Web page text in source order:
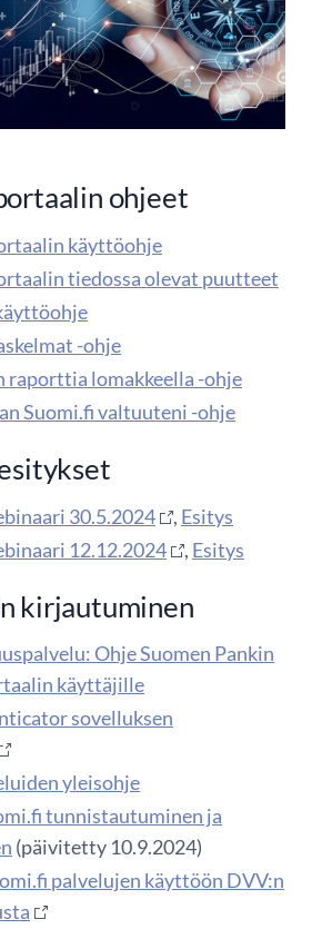
ohjeet
käyttöohje
tiedossa olevat puutteet
-ohje
raporttia lomakkeella -ohje
Suomi.fi valtuuteni -ohje
30.5.2024 , Esitys
12.12.2024
, Esitys
kirjautuminen
Ohje Suomen Pankin
käyttäjille
sovelluksen
yleisohje
tunnistautuminen ja
(päivitetty 10.9.2024)
palvelujen käyttöön DVV:n